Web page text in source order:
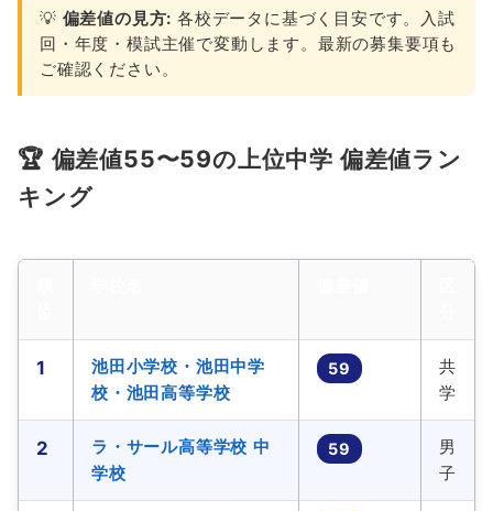
💡 偏差値の見方: 各校データに基づく目安です。入試
回・年度・模試主催で変動します。最新の募集要項も
ご確認ください。
🏆 偏差値55〜59の上位中学 偏差値ラン
キング
1
池田小学校・池田中学
校・池田高等学校
59
共
学
2
ラ・サール高等学校 中
学校
59
男
子